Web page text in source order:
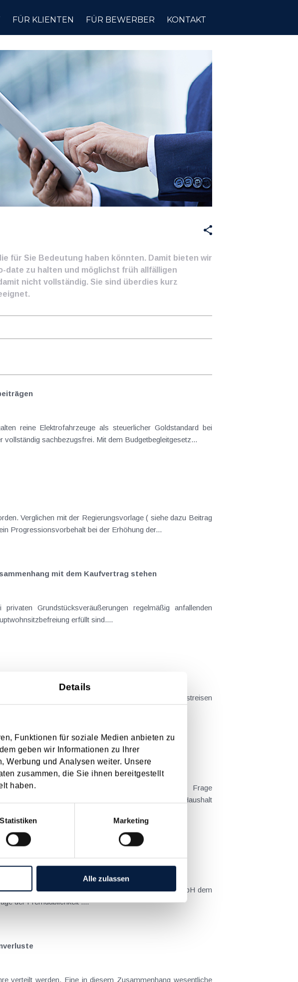
Details
Funktionen für soziale Medien anbieten zu
geben wir Informationen zu Ihrer
Werbung und Analysen weiter. Unsere
zusammen, die Sie ihnen bereitgestellt
haben.
Statistiken Marketing
Alle zulassen
FÜR KLIENTEN FÜR BEWERBER KONTAKT
für Sie Bedeutung haben könnten. Damit bieten wir
date zu halten und möglichst früh allfälligen
nicht vollständig. Sie sind überdies kurz
sachbezugsfrei. Mit dem Budgetbegleitgesetz...
Verglichen mit der Regierungsvorlage ( siehe dazu Beitrag
Juli 2026 ) ist es dabei vereinzelt noch zu wichtigen Änderungen gekommen. Kein Progressionsvorbehalt bei der Erhöhung der...
mit dem Kaufvertrag stehen
erfüllt sind....
typischerweise stellt sich das Problem in der...
wenn sich das Kind tatsächlich überwiegend im Haushalt
Gesellschafter Geld und stellt ihm somit einen Kredit zur Verfügung, ergibt sich oft die Frage der Fremdüblichkeit ....